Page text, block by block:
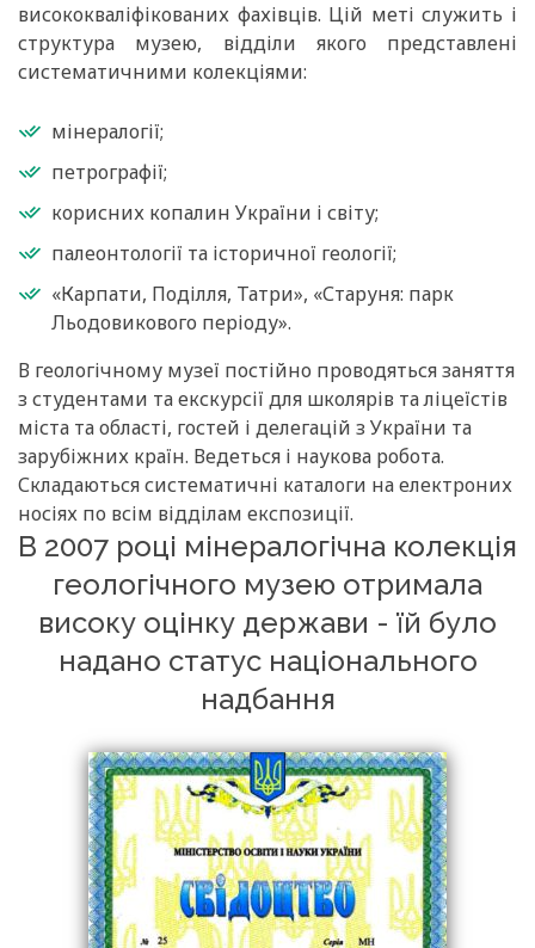
висококваліфікованих фахівців. Цій меті служить і
структура музею, відділи якого представлені
систематичними колекціями:
мінералогії;
петрографії;
корисних копалин України і світу;
палеонтології та історичної геології;
«Карпати, Поділля, Татри», «Старуня: парк
Льодовикового періоду».
В геологічному музеї постійно проводяться заняття
з студентами та екскурсії для школярів та ліцеїстів
міста та області, гостей і делегацій з України та
зарубіжних країн. Ведеться і наукова робота.
Складаються систематичні каталоги на електроних
носіях по всім відділам експозиції.
В 2007 році мінералогічна колекція
геологічного музею отримала
високу оцінку держави - їй було
надано статус національного
надбання